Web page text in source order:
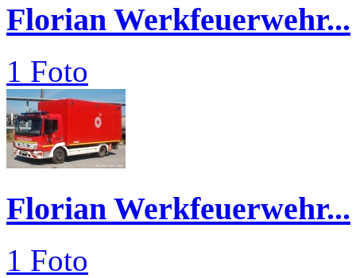
Florian Werkfeuerwehr...
1 Foto
Florian Werkfeuerwehr...
1 Foto